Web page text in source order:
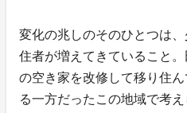
変化の兆しのそのひとつは
住者が増えてきていること
の空き家を改修して移り住
る一方だったこの地域で考え